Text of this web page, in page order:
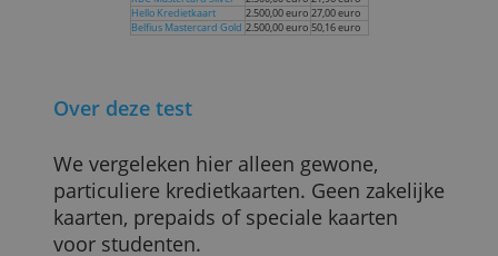
euro, een ‘vertraging en verlies van
verlengdegarantieverzekering.
World Travel Mastercard
zeven: de vijf van hierboven plus een
reisannulatie- of -
onderbrekingsverzekering en een